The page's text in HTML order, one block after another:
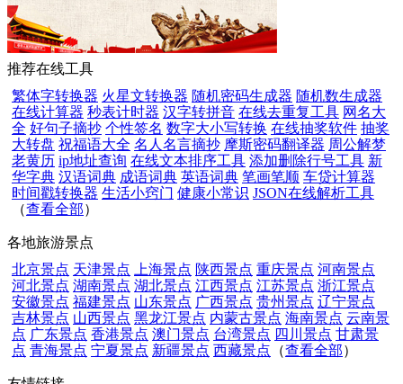
推荐在线工具
繁体字转换器 火星文转换器 随机密码生成器 随机数生成器
在线计算器 秒表计时器 汉字转拼音 在线去重复工具 网名大
全 好句子摘抄 个性签名 数字大小写转换 在线抽奖软件 抽奖
大转盘 祝福语大全 名人名言摘抄 摩斯密码翻译器 周公解梦
老黄历 ip地址查询 在线文本排序工具 添加删除行号工具 新
华字典 汉语词典 成语词典 英语词典 笔画笔顺 车贷计算器
时间戳转换器 生活小窍门 健康小常识 JSON在线解析工具
（查看全部）
各地旅游景点
北京景点 天津景点 上海景点 陕西景点 重庆景点 河南景点
河北景点 湖南景点 湖北景点 江西景点 江苏景点 浙江景点
安徽景点 福建景点 山东景点 广西景点 贵州景点 辽宁景点
吉林景点 山西景点 黑龙江景点 内蒙古景点 海南景点 云南景
点 广东景点 香港景点 澳门景点 台湾景点 四川景点 甘肃景
点 青海景点 宁夏景点 新疆景点 西藏景点 （查看全部）